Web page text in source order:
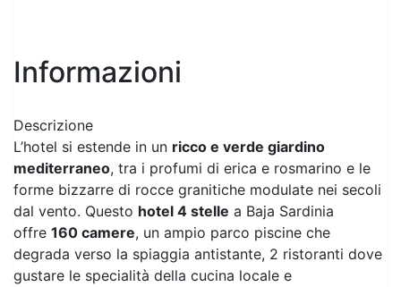
Informazioni
Descrizione
L’hotel si estende in un ricco e verde giardino
mediterraneo, tra i profumi di erica e rosmarino e le
forme bizzarre di rocce granitiche modulate nei secoli
dal vento. Questo hotel 4 stelle a Baja Sardinia
offre 160 camere, un ampio parco piscine che
degrada verso la spiaggia antistante, 2 ristoranti dove
gustare le specialità della cucina locale e